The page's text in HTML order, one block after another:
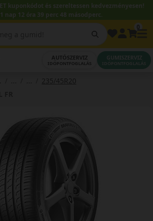
kuponkódot és szereltessen kedvezményesen!
nap 12 óra 39 perc 48 másodperc.
AUTÓSZERVIZ
IDŐPONTFOGLALÁS
GUMISZERVIZ
IDŐPONTFOGLALÁS
235/45R20